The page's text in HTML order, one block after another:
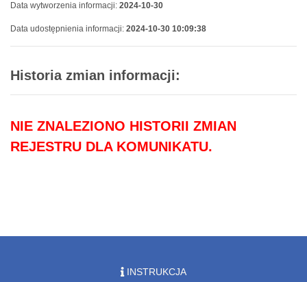
Data wytworzenia informacji: 2024-10-30
Data udostępnienia informacji: 2024-10-30 10:09:38
Historia zmian informacji:
NIE ZNALEZIONO HISTORII ZMIAN
REJESTRU DLA KOMUNIKATU.
INSTRUKCJA